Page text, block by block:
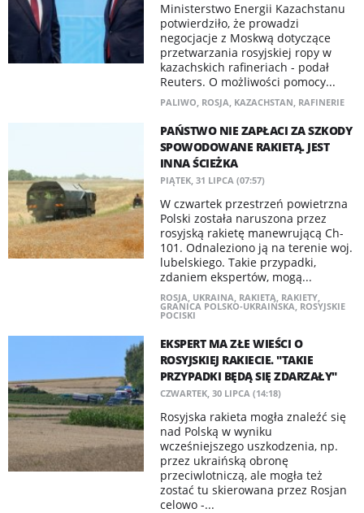
Ministerstwo Energii Kazachstanu
potwierdziło, że prowadzi
negocjacje z Moskwą dotyczące
przetwarzania rosyjskiej ropy w
kazachskich rafineriach - podał
Reuters. O możliwości pomocy...
PALIWO, ROSJA, KAZACHSTAN, RAFINERIE
PAŃSTWO NIE ZAPŁACI ZA SZKODY
SPOWODOWANE RAKIETĄ. JEST
INNA ŚCIEŻKA
PIĄTEK, 31 LIPCA (07:57)
W czwartek przestrzeń powietrzna
Polski została naruszona przez
rosyjską rakietę manewrującą Ch-
101. Odnaleziono ją na terenie woj.
lubelskiego. Takie przypadki,
zdaniem ekspertów, mogą...
ROSJA, UKRAINA, RAKIETA, RAKIETY,
GRANICA POLSKO-UKRAIŃSKA, ROSYJSKIE
POCISKI
EKSPERT MA ZŁE WIEŚCI O
ROSYJSKIEJ RAKIECIE. "TAKIE
PRZYPADKI BĘDĄ SIĘ ZDARZAŁY"
CZWARTEK, 30 LIPCA (14:18)
Rosyjska rakieta mogła znaleźć się
nad Polską w wyniku
wcześniejszego uszkodzenia, np.
przez ukraińską obronę
przeciwlotniczą, ale mogła też
zostać tu skierowana przez Rosjan
celowo -...